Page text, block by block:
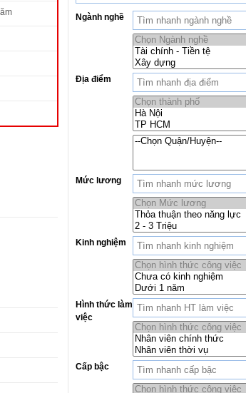
Ngành nghề
Địa điểm
Mức lương
Kinh nghiệm
Hình thức làm
việc
Cấp bậc